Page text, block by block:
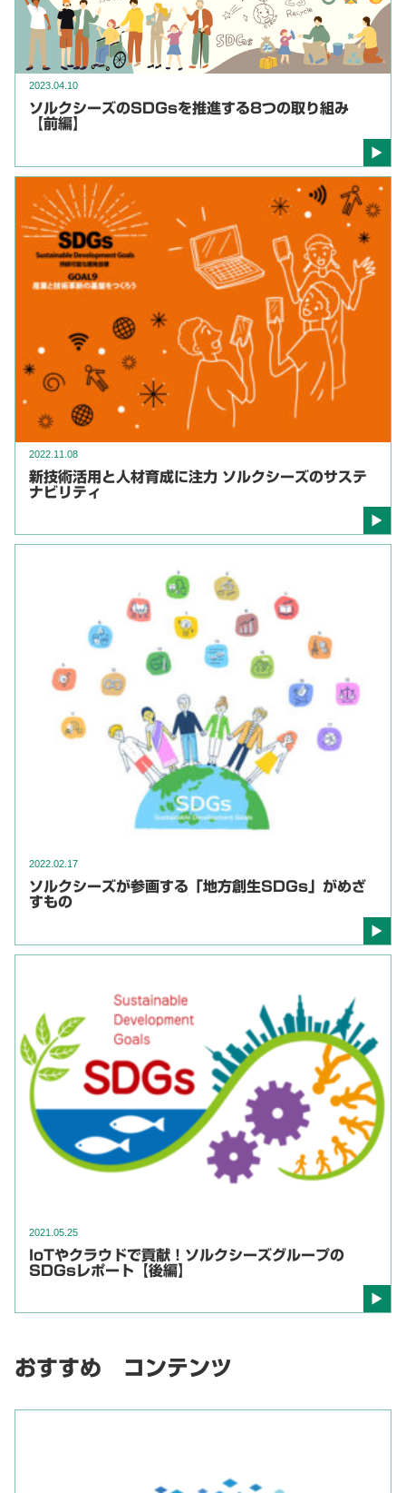
2023.04.10
ソルクシーズのSDGsを推進する8つの取り組み
【前編】
2022.11.08
新技術活用と人材育成に注力 ソルクシーズのサステ
ナビリティ
2022.02.17
ソルクシーズが参画する「地方創生SDGs」がめざ
すもの
2021.05.25
IoTやクラウドで貢献！ソルクシーズグループの
SDGsレポート【後編】
おすすめ コンテンツ